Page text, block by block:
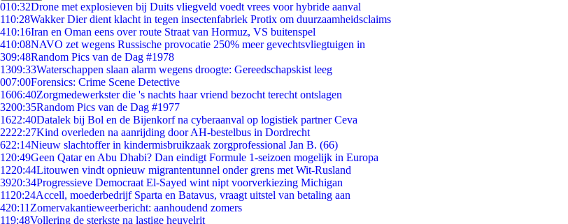
010:32Drone met explosieven bij Duits vliegveld voedt vrees voor hybride aanval
110:28Wakker Dier dient klacht in tegen insectenfabriek Protix om duurzaamheidsclaims
410:16Iran en Oman eens over route Straat van Hormuz, VS buitenspel
410:08NAVO zet wegens Russische provocatie 250% meer gevechtsvliegtuigen in
309:48Random Pics van de Dag #1978
1309:33Waterschappen slaan alarm wegens droogte: Gereedschapskist leeg
007:00Forensics: Crime Scene Detective
1606:40Zorgmedewerkster die 's nachts haar vriend bezocht terecht ontslagen
3200:35Random Pics van de Dag #1977
1622:40Datalek bij Bol en de Bijenkorf na cyberaanval op logistiek partner Ceva
2222:27Kind overleden na aanrijding door AH-bestelbus in Dordrecht
622:14Nieuw slachtoffer in kindermisbruikzaak zorgprofessional Jan B. (66)
1 20:49Geen Qatar en Abu Dhabi? Dan eindigt Formule 1-seizoen mogelijk in Europa
1220:44Litouwen vindt opnieuw migrantentunnel onder grens met Wit-Rusland
3920:34Progressieve Democraat El-Sayed wint nipt voorverkiezing Michigan
11 20:24Accell, moederbedrijf Sparta en Batavus, vraagt uitstel van betaling aan
420:11 Zomervakantieweerbericht: aanhoudend zomers
119:48Vollering de sterkste na lastige heuvelrit